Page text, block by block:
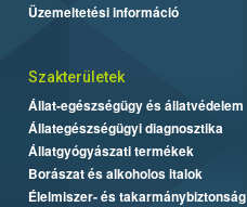
Üzemeltetési információ
Szakterületek
Állat-egészségügy és állatvédelem
Állategészségügyi diagnosztika
Állatgyógyászati termékek
Borászat és alkoholos italok
Élelmiszer- és takarmánybiztonság